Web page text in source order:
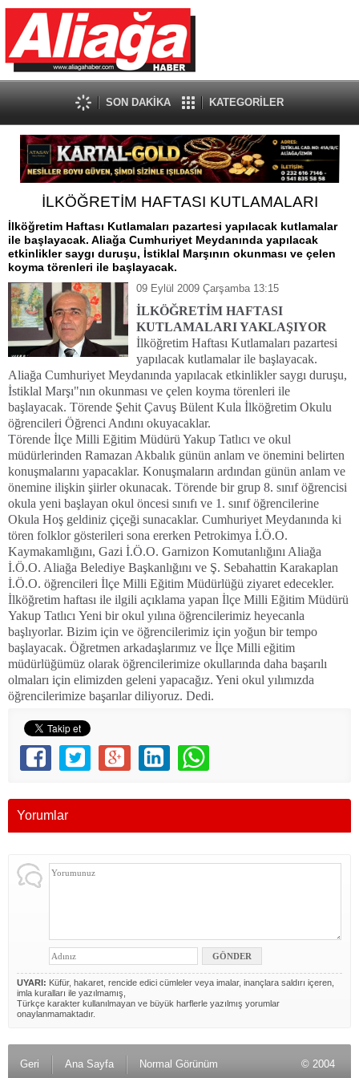
SON DAKİKA KATEGORİLER
İLKÖĞRETİM HAFTASI KUTLAMALARI
İlköğretim Haftası Kutlamaları pazartesi yapılacak kutlamalar
ile başlayacak. Aliağa Cumhuriyet Meydanında yapılacak
etkinlikler saygı duruşu, İstiklal Marşının okunması ve çelen
koyma törenleri ile başlayacak.
09 Eylül 2009 Çarşamba 13:15
İLKÖĞRETİM HAFTASI
KUTLAMALARI YAKLAŞIYOR
İlköğretim Haftası Kutlamaları pazartesi
yapılacak kutlamalar ile başlayacak.
Aliağa Cumhuriyet Meydanında yapılacak etkinlikler saygı duruşu,
İstiklal Marşı"nın okunması ve çelen koyma törenleri ile
başlayacak. Törende Şehit Çavuş Bülent Kula İlköğretim Okulu
öğrencileri Öğrenci Andını okuyacaklar.
Törende İlçe Milli Eğitim Müdürü Yakup Tatlıcı ve okul
müdürlerinden Ramazan Akbalık günün anlam ve önemini belirten
konuşmalarını yapacaklar. Konuşmaların ardından günün anlam ve
önemine ilişkin şiirler okunacak. Törende bir grup 8. sınıf öğrencisi
okula yeni başlayan okul öncesi sınıfı ve 1. sınıf öğrencilerine
Okula Hoş geldiniz çiçeği sunacaklar. Cumhuriyet Meydanında ki
tören folklor gösterileri sona ererken Petrokimya İ.Ö.O.
Kaymakamlığını, Gazi İ.Ö.O. Garnizon Komutanlığını Aliağa
İ.Ö.O. Aliağa Belediye Başkanlığını ve Ş. Sebahattin Karakaplan
İ.Ö.O. öğrencileri İlçe Milli Eğitim Müdürlüğü ziyaret edecekler.
İlköğretim haftası ile ilgili açıklama yapan İlçe Milli Eğitim Müdürü
Yakup Tatlıcı Yeni bir okul yılına öğrencilerimiz heyecanla
başlıyorlar. Bizim için ve öğrencilerimiz için yoğun bir tempo
başlayacak. Öğretmen arkadaşlarımız ve İlçe Milli eğitim
müdürlüğümüz olarak öğrencilerimize okullarında daha başarılı
olmaları için elimizden geleni yapacağız. Yeni okul yılımızda
öğrencilerimize başarılar diliyoruz. Dedi.
Yorumlar
UYARI: Küfür, hakaret, rencide edici cümleler veya imalar, inançlara saldırı içeren,
imla kuralları ile yazılmamış,
Türkçe karakter kullanılmayan ve büyük harflerle yazılmış yorumlar
onaylanmamaktadır.
Geri Ana Sayfa Normal Görünüm © 2004